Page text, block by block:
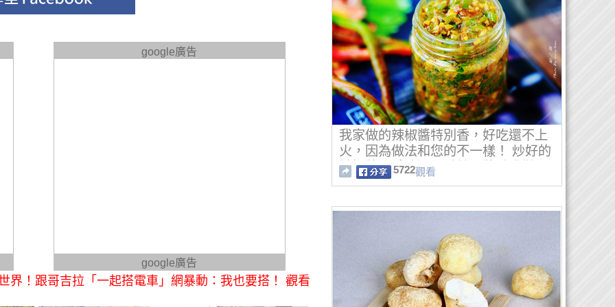
google廣告
google廣告
界！跟哥吉拉「一起搭電車」網暴動：我也要搭！ 觀看
我家做的辣椒醬特別香，好吃還不上
火，因為做法和您的不一樣！ 炒好的
辣椒醬口感油潤、香辣、醬香濃鬱。
5722觀看